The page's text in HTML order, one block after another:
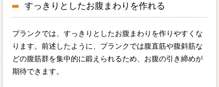
すっきりとしたお腹まわりを作れる
プランクでは、すっきりとしたお腹まわりを作りやすくな
ります。前述したように、プランクでは腹直筋や腹斜筋な
どの腹筋群を集中的に鍛えられるため、お腹の引き締めが
期待できます。